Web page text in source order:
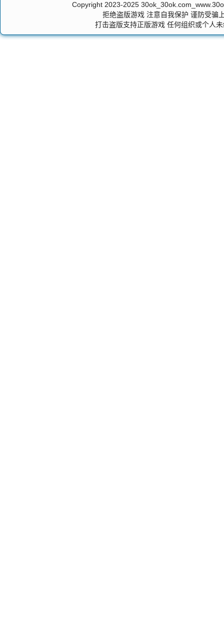
Copyright 2023-2025
拒绝盗版游戏 注意自我保护 谨防受骗
打击盗版支持正版游戏 任何组织或个人